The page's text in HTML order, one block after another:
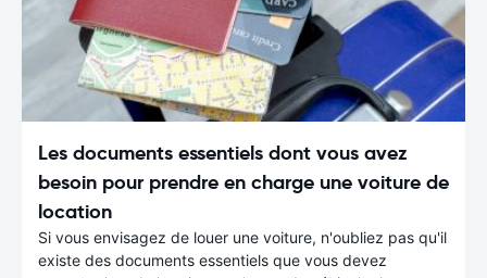
Les documents essentiels dont vous avez
besoin pour prendre en charge une voiture de
location
Si vous envisagez de louer une voiture, n'oubliez pas qu'il
existe des documents essentiels que vous devez